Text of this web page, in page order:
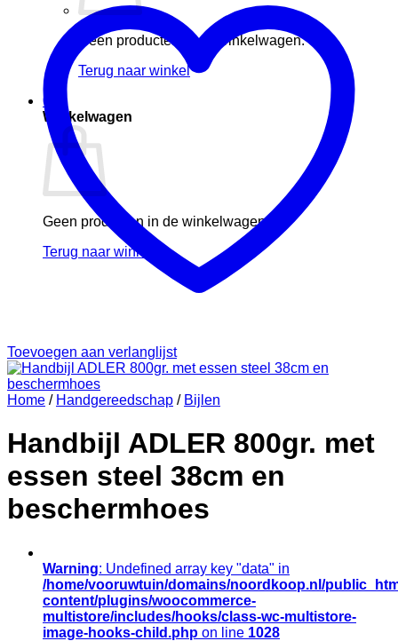
Geen producten in de winkelwagen.
Terug naar winkel
0
Winkelwagen
Geen producten in de winkelwagen.
Terug naar winkel
Toevoegen aan verlanglijst
Home / Handgereedschap / Bijlen
Handbijl ADLER 800gr. met
essen steel 38cm en
beschermhoes
Warning: Undefined array key "data" in
/home/vooruwtuin/domains/noordkoop.nl/
content/plugins/woocommerce-
multistore/includes/hooks/class-wc-multistore-
image-hooks-child.php on line 1028